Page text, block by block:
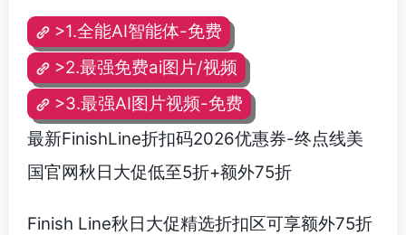
>1.全能AI智能体-免费
>2.最强免费ai图片/视频
>3.最强AI图片视频-免费
最新FinishLine折扣码2026优惠券-终点线美
国官网秋日大促低至5折+额外75折
Finish Line秋日大促精选折扣区可享额外75折